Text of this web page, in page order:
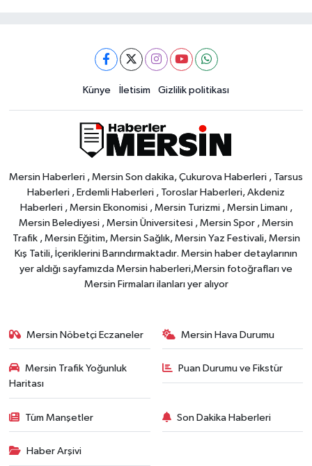
Künye İletisim Gizlilik politikası
Mersin Haberleri , Mersin Son dakika, Çukurova Haberleri , Tarsus
Haberleri , Erdemli Haberleri , Toroslar Haberleri, Akdeniz
Haberleri , Mersin Ekonomisi , Mersin Turizmi , Mersin Limanı ,
Mersin Belediyesi , Mersin Üniversitesi , Mersin Spor , Mersin
Trafik , Mersin Eğitim, Mersin Sağlık, Mersin Yaz Festivali, Mersin
Kış Tatili, İçeriklerini Barındırmaktadır. Mersin haber detaylarının
yer aldığı sayfamızda Mersin haberleri,Mersin fotoğrafları ve
Mersin Firmaları ilanları yer alıyor
Mersin Nöbetçi Eczaneler Mersin Hava Durumu
Mersin Trafik Yoğunluk
Haritası
Puan Durumu ve Fikstür
Tüm Manşetler Son Dakika Haberleri
Haber Arşivi